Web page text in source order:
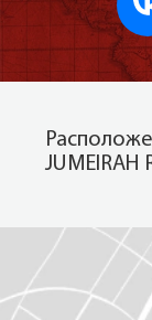
JUMEIRAH